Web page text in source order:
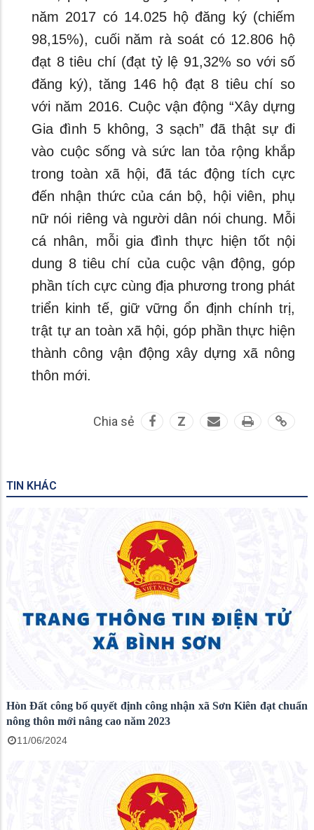
năm 2017 có 14.025 hộ đăng ký (chiếm
98,15%), cuối năm rà soát có 12.806 hộ
đạt 8 tiêu chí (đạt tỷ lệ 91,32% so với số
đăng ký), tăng 146 hộ đạt 8 tiêu chí so
với năm 2016. Cuộc vận động “Xây dựng
Gia đình 5 không, 3 sạch” đã thật sự đi
vào cuộc sống và sức lan tỏa rộng khắp
trong toàn xã hội, đã tác động tích cực
đến nhận thức của cán bộ, hội viên, phụ
nữ nói riêng và người dân nói chung. Mỗi
cá nhân, mỗi gia đình thực hiện tốt nội
dung 8 tiêu chí của cuộc vận động, góp
phần tích cực cùng địa phương trong phát
triển kinh tế, giữ vững ổn định chính trị,
trật tự an toàn xã hội, góp phần thực hiện
thành công vận động xây dựng xã nông
thôn mới.
Chia sẻ Z
TIN KHÁC
Hòn Đất công bố quyết định công nhận xã Sơn Kiên đạt chuẩn
nông thôn mới nâng cao năm 2023
11/06/2024